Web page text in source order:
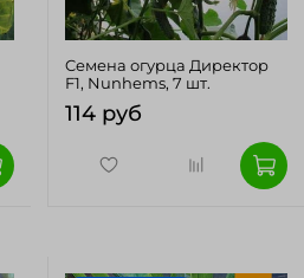
Cемена огурца Директор
F1, Nunhems, 7 шт.
114 руб